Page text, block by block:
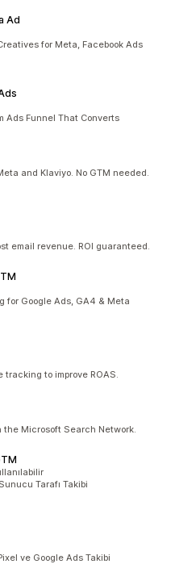
Ad
for Meta, Facebook Ads
Ads Funnel That Converts
and Klaviyo. No GTM needed.
email revenue. ROI guaranteed.
for Google Ads, GA4 & Meta
to improve ROAS.
the Microsoft Search Network.
Tarafı Takibi
ve Google Ads Takibi